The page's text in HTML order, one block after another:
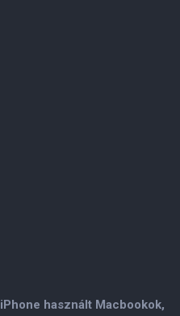
használt Macbookok,